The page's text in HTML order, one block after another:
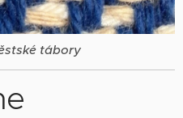
tábory